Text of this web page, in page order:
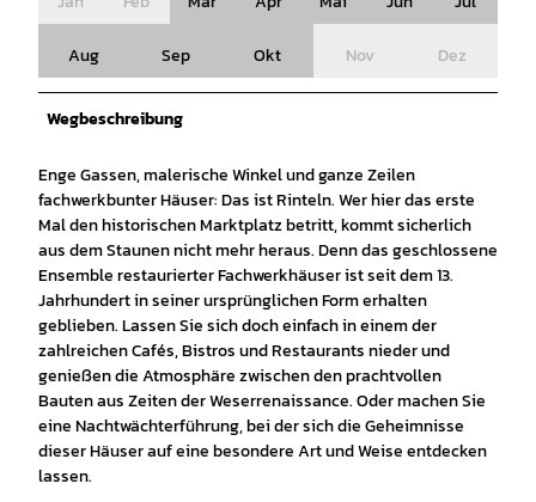
Aug Sep Okt Nov Dez
Wegbeschreibung
Enge Gassen, malerische Winkel und ganze Zeilen
fachwerkbunter Häuser: Das ist Rinteln. Wer hier das erste
Mal den historischen Marktplatz betritt, kommt sicherlich
aus dem Staunen nicht mehr heraus. Denn das geschlossene
Ensemble restaurierter Fachwerkhäuser ist seit dem 13.
Jahrhundert in seiner ursprünglichen Form erhalten
geblieben. Lassen Sie sich doch einfach in einem der
zahlreichen Cafés, Bistros und Restaurants nieder und
genießen die Atmosphäre zwischen den prachtvollen
Bauten aus Zeiten der Weserrenaissance. Oder machen Sie
eine Nachtwächterführung, bei der sich die Geheimnisse
dieser Häuser auf eine besondere Art und Weise entdecken
lassen.